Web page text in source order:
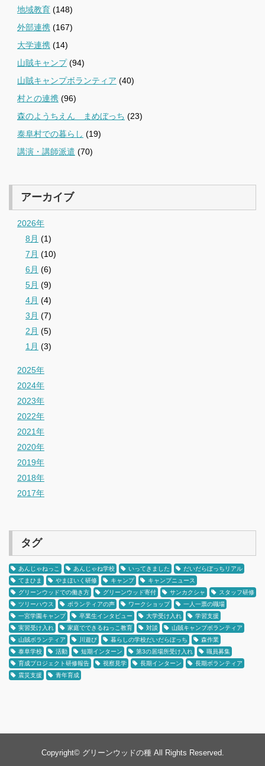
地域教育 (148)
外部連携 (167)
大学連携 (14)
山賊キャンプ(94)
山賊キャンプボランティア (40)
村との連携 (96)
森のようちえん まめぼっち (23)
泰阜村での暮らし (19)
講演・講師派遣 (70)
アーカイブ
2026年
8月 (1)
7月 (10)
6月 (6)
5月 (9)
4月 (4)
3月 (7)
2月 (5)
1月 (3)
2025年
2024年
2023年
2022年
2021年
2020年
2019年
2018年
2017年
タグ
あんじゃねっこ あんじゃね学校 いってきました
だいだらぼっちリアル
てまひま
やまほいく研修 キャンプ
キャンプニュース
グリーンウッドでの働き方
グリーンウッド寄付 サンカクシャ
スタッフ研修
ツリーハウス
ボランティアの声 ワークショップ
一人一票の職場
一宮学園キャンプ
卒業生インタビュー 大学受け入れ
学習支援
実習受け入れ
家庭でできるねっこ教育 対談
山賊キャンプボランティア
山賊ボランティア
川遊び 暮らしの学校だいだらぼっち
森作業
泰阜学校
活動 短期インターン 第3の居場所受け入れ
職員募集
育成プロジェクト研修報告
視察見学 長期インターン
長期ボランティア
震災支援
青年育成
Copyright© グリーンウッドの種All Rights Reserved.